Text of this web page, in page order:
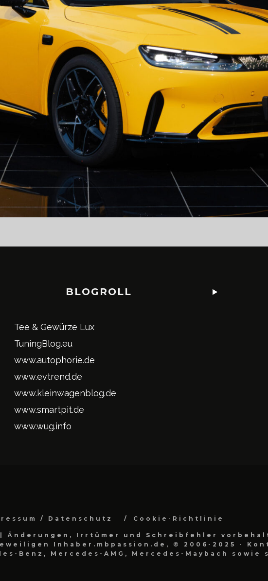
BLOGROLL
Tee & Gewürze Lux
TuningBlog.eu
www.autophorie.de
www.evtrend.de
www.kleinwagenblog.de
www.smartpit.de
www.wug.info
/ Datenschutz Cookie-Richtlinie
| Änderungen, Irrtümer und Schreibfehler
Inhaber.mbpassion.de, © 2006-2025 -
Benz, Mercedes-AMG, Mercedes-Maybach sowie